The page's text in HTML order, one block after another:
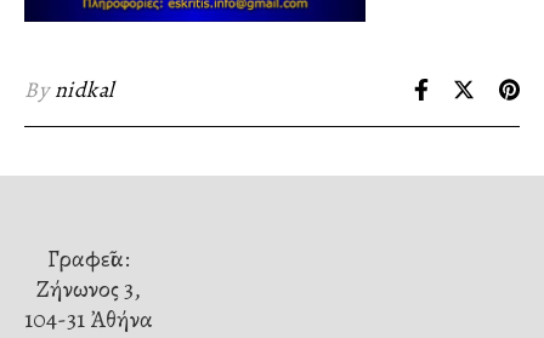
Bynidkal
Γραφεῖα:
Ζήνωνος 3,
104-31 Ἀθήνα